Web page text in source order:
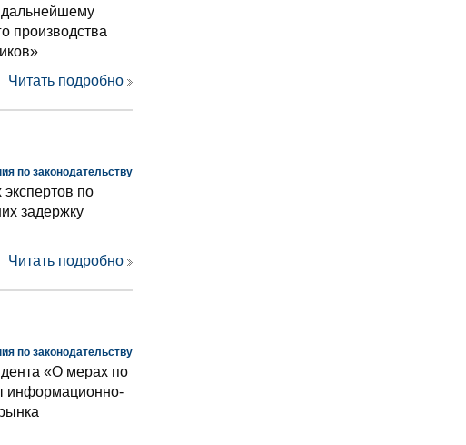
дальнейшему
производства
Читать подробно
по законодательству
по
задержку
Читать подробно
по законодательству
«О мерах по
информационно-